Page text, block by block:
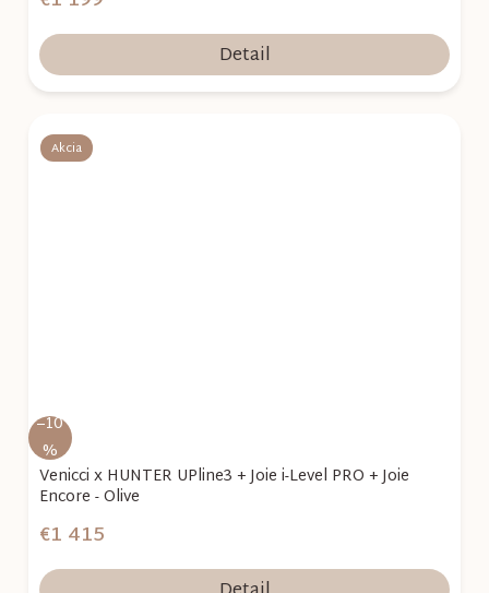
Detail
Akcia
–10
%
Venicci x HUNTER UPline3 + Joie i-Level PRO + Joie
Encore - Olive
€1 415